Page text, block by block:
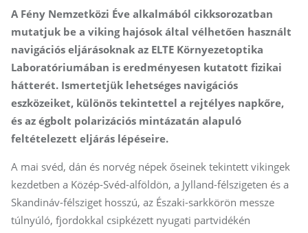
A Fény Nemzetközi Éve alkalmából cikksorozatban
mutatjuk be a viking hajósok által vélhetően használt
navigációs eljárásoknak az ELTE Környezetoptika
Laboratóriumában is eredményesen kutatott fizikai
hátterét. Ismertetjük lehetséges navigációs
eszközeiket, különös tekintettel a rejtélyes napkőre,
és az égbolt polarizációs mintázatán alapuló
feltételezett eljárás lépéseire.
A mai svéd, dán és norvég népek őseinek tekintett vikingek
kezdetben a Közép-Svéd-alföldön, a Jylland-félszigeten és a
Skandináv-félsziget hosszú, az Északi-sarkkörön messze
túlnyúló, fjordokkal csipkézett nyugati partvidékén